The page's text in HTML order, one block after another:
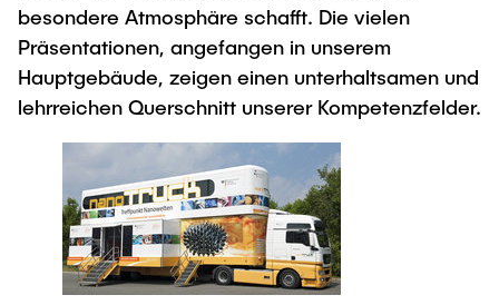
besondere Atmosphäre schafft. Die vielen
Präsentationen, angefangen in unserem
Hauptgebäude, zeigen einen unterhaltsamen und
lehrreichen Querschnitt unserer Kompetenzfelder.